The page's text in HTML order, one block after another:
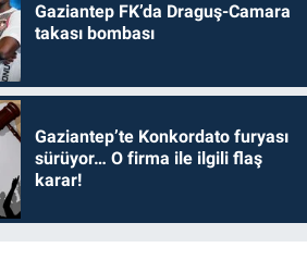
Gaziantep FK’da Draguş-Camara
takası bombası
Gaziantep’te Konkordato furyası
sürüyor… O firma ile ilgili flaş
karar!